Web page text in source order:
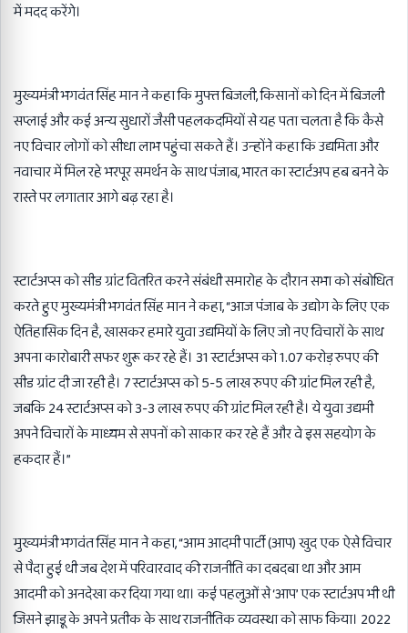
में मदद करेंगे।
मुख्यमंत्री भगवंत सिंह मान ने कहा कि मुफ्त बिजली, किसानों को दिन में बिजली
सप्लाई और कई अन्य सुधारों जैसी पहलकदमियों से यह पता चलता है कि कैसे
नए विचार लोगों को सीधा लाभ पहुंचा सकते हैं। उन्होंने कहा कि उद्यमिता और
नवाचार में मिल रहे भरपूर समर्थन के साथ पंजाब, भारत का स्टार्टअप हब बनने के
रास्ते पर लगातार आगे बढ़ रहा है।
स्टार्टअप्स को सीड ग्रांट वितरित करने संबंधी समारोह के दौरान सभा को संबोधित
करते हुए मुख्यमंत्री भगवंत सिंह मान ने कहा, “आज पंजाब के उद्योग के लिए एक
ऐतिहासिक दिन है, खासकर हमारे युवा उद्यमियों के लिए जो नए विचारों के साथ
अपना कारोबारी सफर शुरू कर रहे हैं। 31 स्टार्टअप्स को 1.07 करोड़ रुपए की
सीड ग्रांट दी जा रही है। 7 स्टार्टअप्स को 5-5 लाख रुपए की ग्रांट मिल रही है,
जबकि 24 स्टार्टअप्स को 3-3 लाख रुपए की ग्रांट मिल रही है। ये युवा उद्यमी
अपने विचारों के माध्यम से सपनों को साकार कर रहे हैं और वे इस सहयोग के
हकदार हैं।”
मुख्यमंत्री भगवंत सिंह मान ने कहा, “आम आदमी पार्टी (आप) खुद एक ऐसे विचार
से पैदा हुई थी जब देश में परिवारवाद की राजनीति का दबदबा था और आम
आदमी को अनदेखा कर दिया गया था। कई पहलुओं से ‘आप’ एक स्टार्टअप भी थी
जिसने झाड़ू के अपने प्रतीक के साथ राजनीतिक व्यवस्था को साफ किया। 2022